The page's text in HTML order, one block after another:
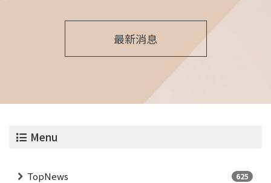
最新消息
Menu
TopNews 625